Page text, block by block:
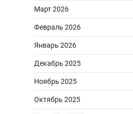
Март 2026
Февраль 2026
Январь 2026
Декабрь 2025
Ноябрь 2025
Октябрь 2025